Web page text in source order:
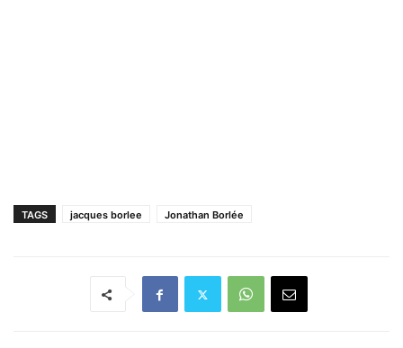
TAGS jacques borlee Jonathan Borlée